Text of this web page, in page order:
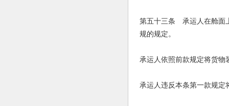
第五十三条 承运人在舱面
规的规定。
承运人依照前款规定将货物
承运人违反本条第一款规定